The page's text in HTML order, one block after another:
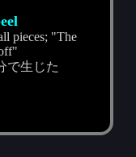
pieces; "The
で生じた